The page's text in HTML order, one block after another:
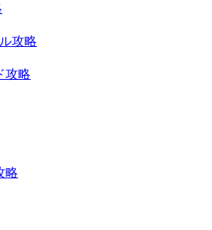
攻略
攻略
略